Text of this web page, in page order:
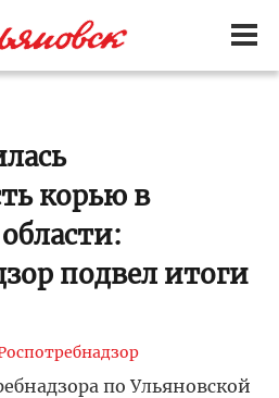
корью в
подвел итоги
по Ульяновской